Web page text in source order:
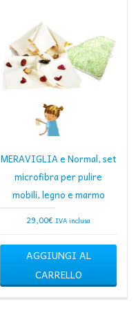
MERAVIGLIA e Normal, set
microfibra per pulire
mobili, legno e marmo
29,00€ IVA inclusa
AGGIUNGI AL
CARRELLO